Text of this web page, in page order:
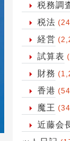
税務調
税法
経営
試算表
財務
香港
魔王
近藤会